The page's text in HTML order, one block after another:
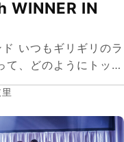
WINNER IN
いつもギリギリのラ
、どのようにトップ
のを、みんなでディ
で色々 …